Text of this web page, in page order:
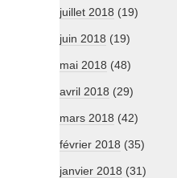
juillet 2018 (19)
juin 2018 (19)
mai 2018 (48)
avril 2018 (29)
mars 2018 (42)
février 2018 (35)
janvier 2018 (31)